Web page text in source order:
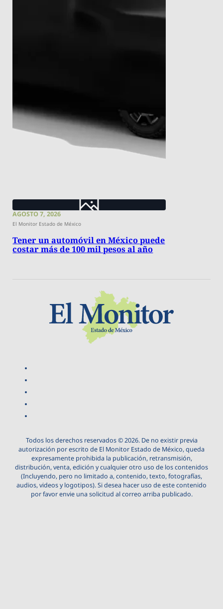
AGOSTO 7, 2026
El Monitor Estado de México
Tener un automóvil en México puede
costar más de 100 mil pesos al año
Todos los derechos reservados © 2026. De no existir previa
autorización por escrito de El Monitor Estado de México, queda
expresamente prohibida la publicación, retransmisión,
distribución, venta, edición y cualquier otro uso de los contenidos
(Incluyendo, pero no limitado a, contenido, texto, fotografías,
audios, videos y logotipos). Si desea hacer uso de este contenido
por favor envie una solicitud al correo arriba publicado.